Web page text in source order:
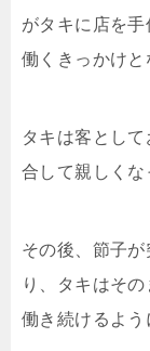
がタキに店を
働くきっかけと
タキは客とし
合して親しくな
その後、節子
り、タキはそ
働き続けるよう